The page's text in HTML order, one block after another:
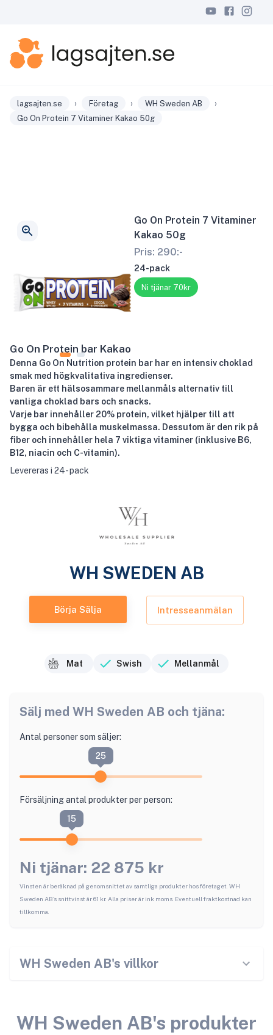
lagsajten.se › Företag › WH Sweden AB ›
Go On Protein 7 Vitaminer Kakao 50g
Go On Protein 7 Vitaminer
Kakao 50g
Pris: 290:-
24-pack
Ni tjänar 70kr
Go On Protein bar Kakao
Denna Go On Nutrition protein bar har en intensiv choklad
smak med högkvalitativa ingredienser.
Baren är ett hälsosammare mellanmåls alternativ till
vanliga choklad bars och snacks.
Varje bar innehåller 20% protein, vilket hjälper till att
bygga och bibehålla muskelmassa. Dessutom är den rik på
fiber och innehåller hela 7 viktiga vitaminer (inklusive B6,
B12, niacin och C-vitamin).
Levereras i 24- pack
WH SWEDEN AB
Börja Sälja Intresseanmälan
Mat Swish Mellanmål
Sälj med WH Sweden AB och tjäna:
Antal personer som säljer:
25
Försäljning antal produkter per person:
15
Ni tjänar: 22 875 kr
Vinsten är beräknad på genomsnittet av samtliga produkter hos företaget. WH
Sweden AB's snittvinst är61 kr. Alla priser är ink moms. Eventuell fraktkostnad kan
tillkomma.
WH Sweden AB's villkor
WH Sweden AB's produkter